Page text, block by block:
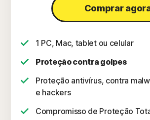
Comprar
1 PC, Mac, tablet ou celular
Proteção contra golpes
Proteção antivírus, contra
e hackers
Compromisso de Proteção